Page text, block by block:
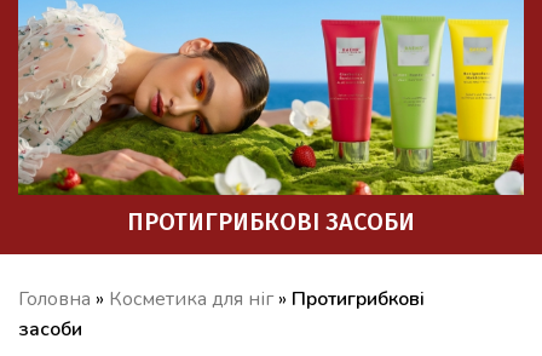
ПРОТИГРИБКОВІ ЗАСОБИ
Головна » Косметика для ніг» Протигрибкові
засоби